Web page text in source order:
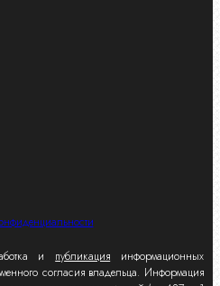
и публикация информационных
согласия владельца. Информация